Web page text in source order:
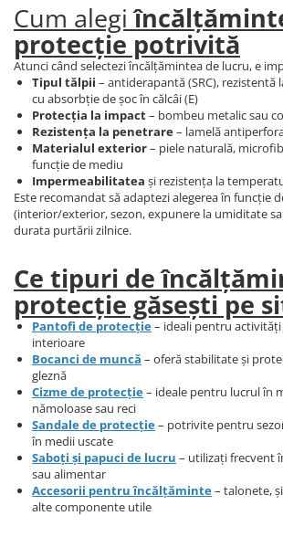
Cum alegi
protecție potrivită
Atunci când selectezi încălțămintea de lucru, e
Tipul tălpii – antiderapantă (SRC), rezistentă
cu absorbție de șoc în călcâi (E)
Protecția la impact– bombeu metalic sau
Rezistența la penetrare– lamelă
Materialul exterior– piele naturală,
funcție de mediu
Impermeabilitatea și rezistența la
Este recomandat să adaptezi alegerea în funcție
(interior/exterior, sezon, expunere la umiditate
durata purtării zilnice.
Ce tipuri de
protecție găsești pe
Pantofi de protecție– ideali pentru
interioare
Bocanci de muncă – oferă stabilitate și
gleznă
Cizme de protecție– ideale pentru lucrul în
nămoloase sau reci
Sandale de protecție– potrivite pentru
în medii uscate
Saboți și papuci de lucru – utilizați frecvent
sau alimentar
Accesorii pentru încălțăminte– talonete,
alte componente utile